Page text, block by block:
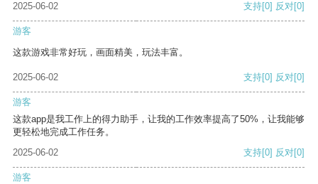
2025-06-02
支持[0] 反对[0]
游客
这款游戏非常好玩，画面精美，玩法丰富。
2025-06-02 支持[0] 反对[0]
游客
这款app是我工作上的得力助手，让我的工作效率提高了50%，让我能够
更轻松地完成工作任务。
2025-06-02
支持[0] 反对[0]
游客